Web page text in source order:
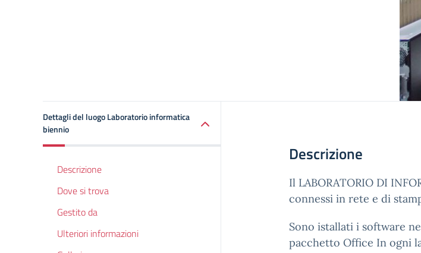
Dettagli del luogo Laboratorio informatica
biennio
Descrizione
Dove si trova
Gestito da
Ulteriori informazioni
Descrizione
Il LABORATORIO DI
connessi in rete e di
Sono istallati i software
pacchetto Office In ogni